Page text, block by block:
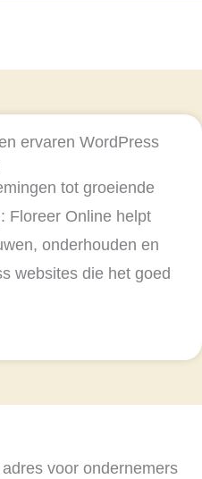
ervaren WordPress
tot groeiende
Floreer Online helpt
onderhouden en
websites die het goed
voor ondernemers